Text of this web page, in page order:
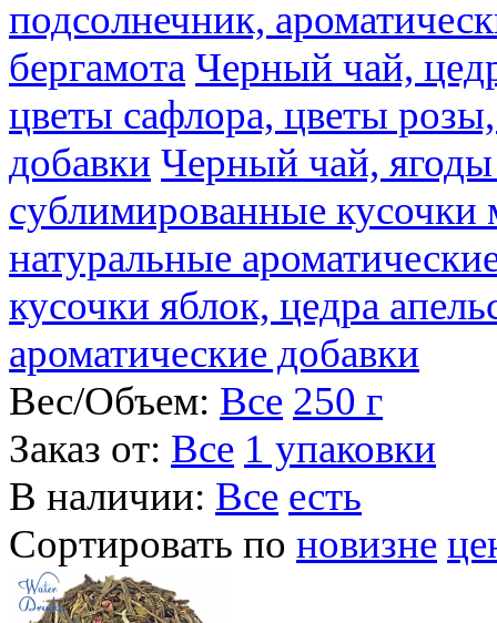
подсолнечник,
бергамота Черный чай,
цветы сафлора, цветы
добавки Черный чай,
сублимированные
натуральные
кусочки яблок, цедра
ароматические добавки
Вес/Объем: Все 250 г
Заказ от: Все 1 упаковки
В наличии: Все есть
Сортировать по новизне